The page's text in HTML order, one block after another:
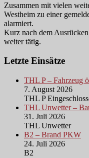
Zusammen mit vielen
Westheim zu einer
alarmiert.
Kurz nach dem
weiter tätig.
Letzte Einsätze
THL P – Fahrzeug
7. August 2026
THL P
THL Unwetter –
31. Juli 2026
THL Unwetter
B2 – Brand PKW
24. Juli 2026
B2